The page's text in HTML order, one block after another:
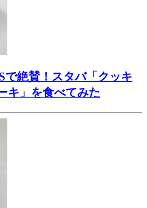
で絶賛！スタバ「クッキ
キ」を食べてみた